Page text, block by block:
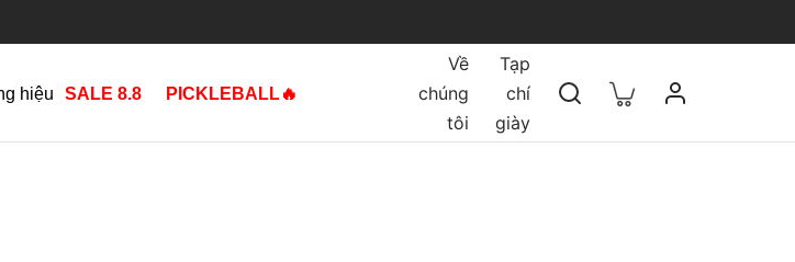
hiệu SALE 8.8 PICKLEBALL🔥
Về
chúng
tôi
Tạp
chí
giày